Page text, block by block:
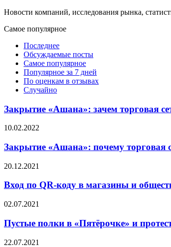
Новости компаний, исследования рынка,
Самое популярное
Последнее
Обсуждаемые посты
Самое популярное
Популярное за 7 дней
По оценкам в отзывах
Случайно
Закрытие «Ашана»: зачем торговая
10.02.2022
Закрытие «Ашана»: почему торговая
20.12.2021
Вход по QR-коду в магазины и
02.07.2021
Пустые полки в «Пятёрочке» и
22.07.2021